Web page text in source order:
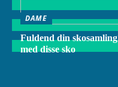
DAME
Fuldend din skosamling
med disse sko